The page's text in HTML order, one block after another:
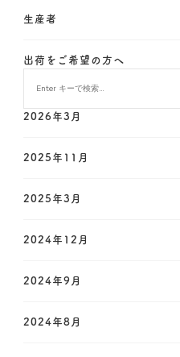
生産者
出荷をご希望の方へ
か
す
?
2026年3月
2025年11月
2025年3月
2024年12月
2024年9月
2024年8月